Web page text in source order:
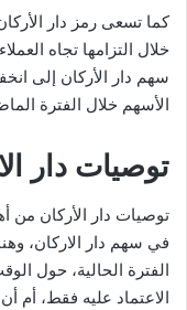
كما تسعى رمز دار
خلال التزامها تجاه
سهم دار الأركان إلى
الأسهم خلال الفترة
توصيات دار
توصيات دار الأركان من
في سهم دار الاركان،
الفترة الحالية، حول
الاعتماد عليه فقط، أم